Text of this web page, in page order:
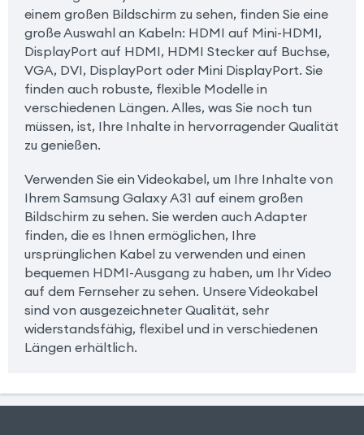
einem großen Bildschirm zu sehen, finden Sie eine
große Auswahl an Kabeln: HDMI auf Mini-HDMI,
DisplayPort auf HDMI, HDMI Stecker auf Buchse,
VGA, DVI, DisplayPort oder Mini DisplayPort. Sie
finden auch robuste, flexible Modelle in
verschiedenen Längen. Alles, was Sie noch tun
müssen, ist, Ihre Inhalte in hervorragender Qualität
zu genießen.
Verwenden Sie ein Videokabel, um Ihre Inhalte von
Ihrem Samsung Galaxy A31 auf einem großen
Bildschirm zu sehen. Sie werden auch Adapter
finden, die es Ihnen ermöglichen, Ihre
ursprünglichen Kabel zu verwenden und einen
bequemen HDMI-Ausgang zu haben, um Ihr Video
auf dem Fernseher zu sehen. Unsere Videokabel
sind von ausgezeichneter Qualität, sehr
widerstandsfähig, flexibel und in verschiedenen
Längen erhältlich.